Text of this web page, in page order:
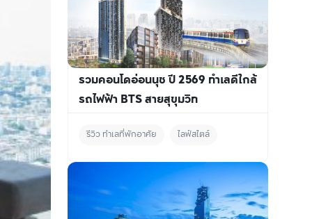
รวมคอนโดอ่อนนุช ปี 2569 ทำเลดีใกล้
รถไฟฟ้า BTS สายสุขุมวิท
รีวิว ทำเลที่พักอาศัย ไลฟ์สไตล์